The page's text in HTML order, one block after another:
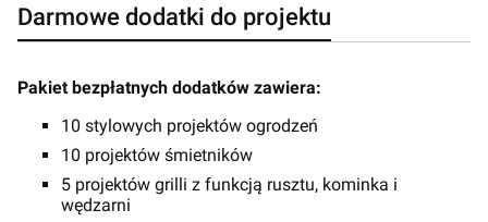
Darmowe dodatki do projektu
Pakiet bezpłatnych dodatków zawiera:
10 stylowych projektów ogrodzeń
10 projektów śmietników
5 projektów grilli z funkcją rusztu, kominka i
wędzarni